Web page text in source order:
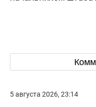
5 августа 2026, 23:14